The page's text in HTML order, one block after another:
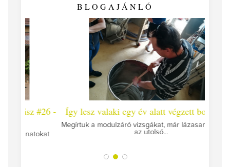
BLOGAJÁNLÓ
Így lesz valaki egy év alatt végzett borász #25
Megírtuk a modulzáró vizsgákat, már lázasan készülünk